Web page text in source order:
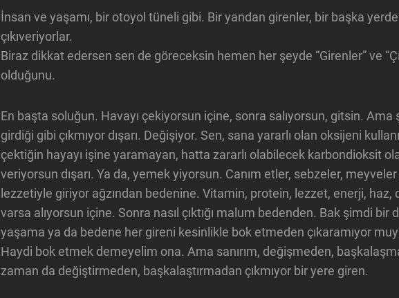
İnsan ve yaşamı, bir otoyol tüneli gibi. Bir yandan girenler, bir başka
çıkıveriyorlar.
Biraz dikkat edersen sen de göreceksin hemen her şeyde “Girenler” ve
olduğunu.
En başta soluğun. Havayı çekiyorsun içine, sonra salıyorsun, gitsin. Ama
girdiği gibi çıkmıyor dışarı. Değişiyor. Sen, sana yararlı olan oksijeni
çektiğin hayayı işine yaramayan, hatta zararlı olabilecek karbondioksit
veriyorsun dışarı. Ya da, yemek yiyorsun. Canım etler, sebzeler,
lezzetiyle giriyor ağzından bedenine. Vitamin, protein, lezzet, enerji, haz,
varsa alıyorsun içine. Sonra nasıl çıktığı malum bedenden. Bak şimdi bir
yaşama ya da bedene her gireni kesinlikle bok etmeden çıkaramıyor
Haydi bok etmek demeyelim ona. Ama sanırım, değişmeden,
zaman da değiştirmeden, başkalaştırmadan çıkmıyor bir yere giren.